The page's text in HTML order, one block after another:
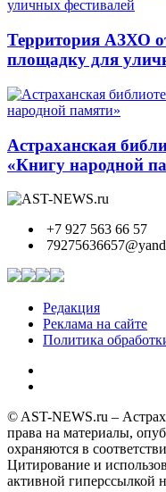
Территория АЗХО
площадку для
Астраханская
«Книгу народной
+7 927 563 66 57
Редакция
Реклама на сайте
Политика
© AST-NEWS.ru –
права на материалы,
охраняются в
Цитирование и
активной гиперссылкой